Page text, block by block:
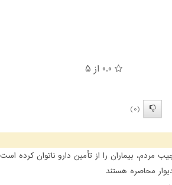
0.0 از 5
(0)
بیماران را از تأمین دارو ناتوان کرده است
محاصره هستند